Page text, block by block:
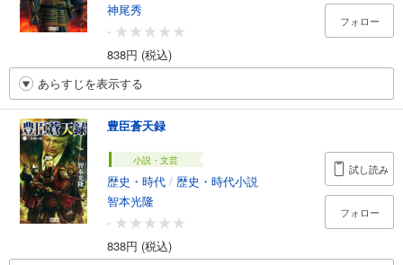
神尾秀
-
838円 (税込)
フォロー
あらすじを表示する
豊臣蒼天録
小説・文芸
歴史・時代 / 歴史・時代小説
智本光隆
-
838円 (税込)
試し読み
フォロー